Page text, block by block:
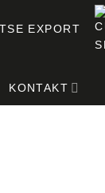
EXPORT
KONTAKT